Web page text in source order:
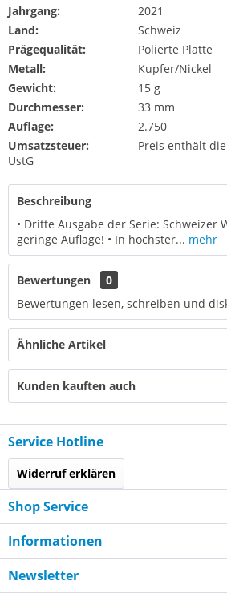
Jahrgang:
2021
Land:
Schweiz
Prägequalität:
Polierte Platte
Metall:
Kupfer/Nickel
Gewicht:
15 g
Durchmesser:
33 mm
Auflage:
2.750
Umsatzsteuer:
Preis enthält
UstG
Beschreibung
• Dritte Ausgabe der Serie: Schweizer
geringe Auflage! • In höchster... mehr
Bewertungen
0
Bewertungen lesen, schreiben und
Ähnliche Artikel
Kunden kauften auch
Service Hotline
Widerruf erklären
Shop Service
Informationen
Newsletter